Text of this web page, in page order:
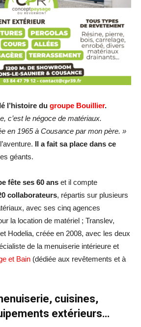
l’histoire du groupe Bouillier.
c’est le négoce de matériaux.
en 1965 à Cousance par mon père. »
Il a fait sa place dans ce
géants.
fête ses 60 ans et il compte
collaborateurs, répartis sur plusieurs
avec ses cinq agences
la location de matériel ; Translev,
Hodelia, créée en 2008, avec les deux
de la menuiserie intérieure et
et Bain (dédiée aux revêtements et à
cuisines,
extérieurs…